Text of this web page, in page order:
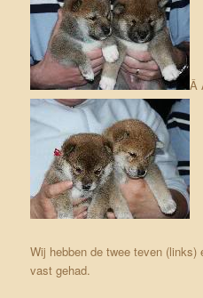
Â
Wij hebben de twee teven (links)
vast gehad.